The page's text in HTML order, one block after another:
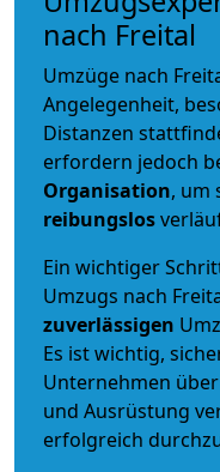
nach Freital
Umzüge nach
Angelegenheit,
Distanzen
erfordern jedoch
Organisation, um
reibungslos
Ein wichtiger
Umzugs nach
zuverlässigen
Es ist wichtig,
Unternehmen
und Ausrüstung
erfolgreich